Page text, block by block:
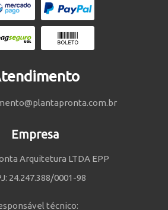
Empresa
Arquitetura LTDA EPP
24.247.388/0001-98
técnico: